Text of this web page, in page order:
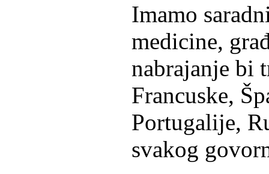
Imamo
medicine,
nabrajanje bi
Francuske,
Portugalije,
svakog